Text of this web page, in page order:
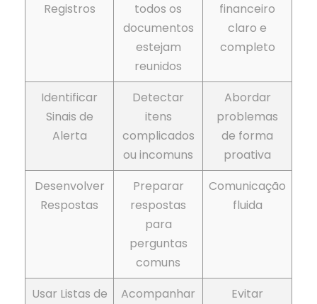
Registros
todos os
documentos
estejam
reunidos
financeiro
claro e
completo
Identificar
Sinais de
Alerta
Detectar
itens
complicados
ou incomuns
Abordar
problemas
de forma
proativa
Desenvolver
Respostas
Preparar
respostas
para
perguntas
comuns
Comunicação
fluida
Usar Listas de
Acompanhar
Evitar